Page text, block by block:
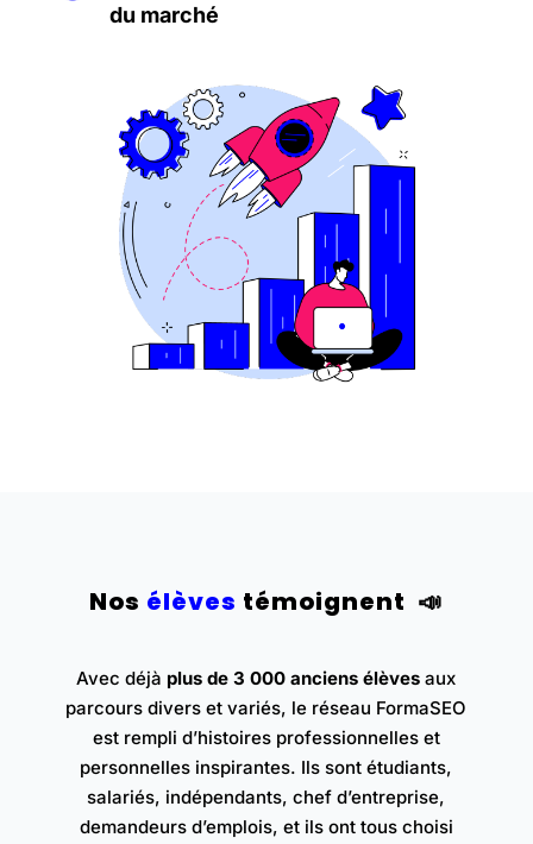
du marché
Nos élèves témoignent 📣
Avec déjà plus de 3 000 anciens élèves aux
parcours divers et variés, le réseau FormaSEO
est rempli d’histoires professionnelles et
personnelles inspirantes. Ils sont étudiants,
salariés, indépendants, chef d’entreprise,
demandeurs d’emplois, et ils ont tous choisi